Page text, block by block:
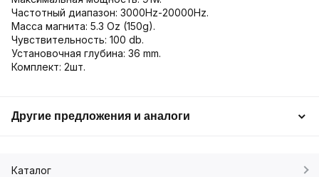
Частотный диапазон: 3000Hz-20000Hz.
Масса магнита: 5.3 Oz (150g).
Чувствительность: 100 db.
Установочная глубина: 36 mm.
Комплект: 2шт.
Другие предложения и аналоги
Каталог